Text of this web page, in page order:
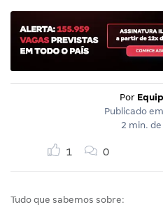
Por
Publicado em
2 min.
1 0
Tudo que sabemos sobre: